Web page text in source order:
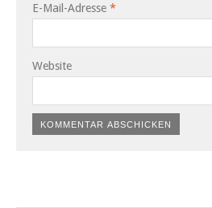
E-Mail-Adresse *
Website